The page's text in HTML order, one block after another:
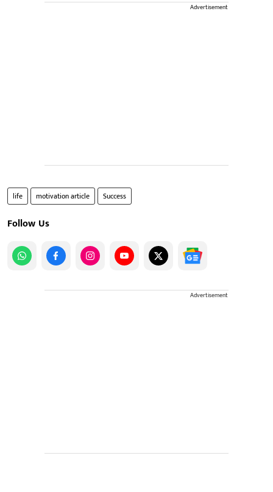
Advertisement
life motivation article Success
Follow Us
Advertisement